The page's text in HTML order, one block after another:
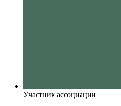
Участник ассоциации